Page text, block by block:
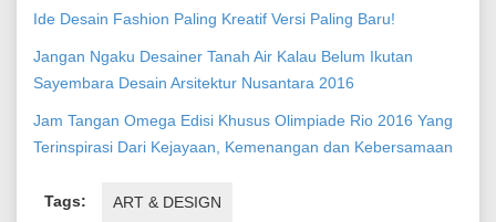
Ide Desain Fashion Paling Kreatif Versi Paling Baru!
Jangan Ngaku Desainer Tanah Air Kalau Belum Ikutan
Sayembara Desain Arsitektur Nusantara 2016
Jam Tangan Omega Edisi Khusus Olimpiade Rio 2016 Yang
Terinspirasi Dari Kejayaan, Kemenangan dan Kebersamaan
Tags: ART & DESIGN